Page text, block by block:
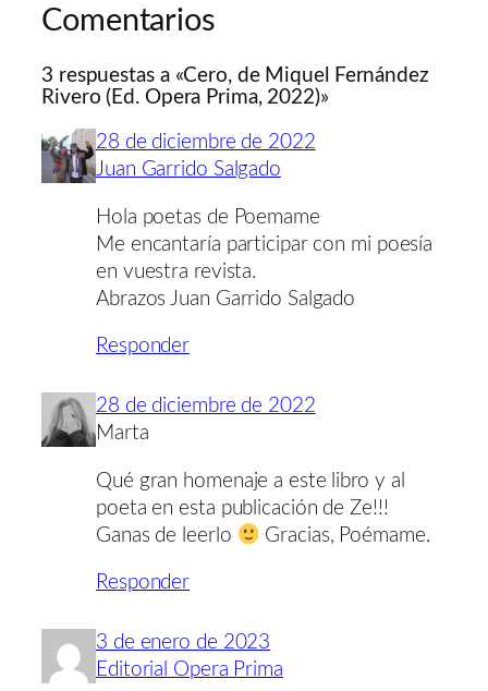
Comentarios
3 respuestas a «Cero, de Miquel Fernández
Rivero (Ed. Opera Prima, 2022)»
28 de diciembre de 2022
Juan Garrido Salgado
Hola poetas de Poemame
Me encantaría participar con mi poesía
en vuestra revista.
Abrazos Juan Garrido Salgado
Responder
28 de diciembre de 2022
Marta
Qué gran homenaje a este libro y al
poeta en esta publicación de Ze!!!
Ganas de leerlo
Gracias, Poémame.
Responder
3 de enero de 2023
Editorial Opera Prima